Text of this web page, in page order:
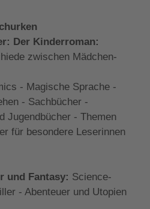
Der Kinderroman:
zwischen Mädchen-
- Magische Sprache -
- Sachbücher -
Jugendbücher - Themen
für besondere Leserinnen
und Fantasy: Science-
- Abenteuer und Utopien